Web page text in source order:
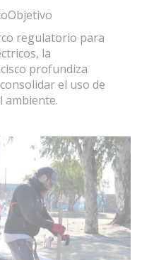
regulatorio para
la
profundiza
el uso de
ambiente.